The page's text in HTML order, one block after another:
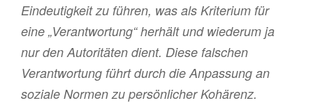
Eindeutigkeit zu führen, was als Kriterium für
eine „Verantwortung“ herhält und wiederum ja
nur den Autoritäten dient. Diese falschen
Verantwortung führt durch die Anpassung an
soziale Normen zu persönlicher Kohärenz.